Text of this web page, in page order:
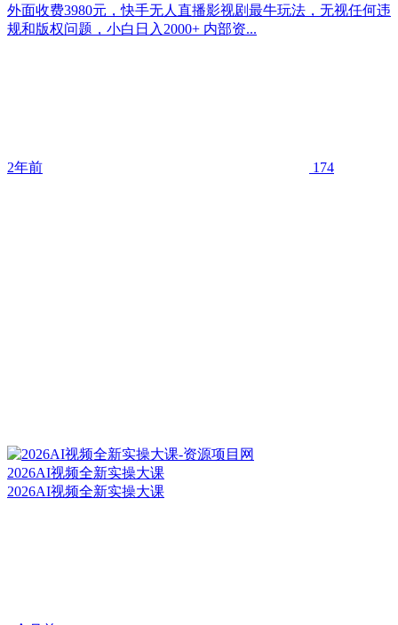
外面收费3980元，快手无人直播影视剧最牛玩法，无视任何违
规和版权问题，小白日入2000+ 内部资...
2年前 174
2026AI视频全新实操大课
2026AI视频全新实操大课